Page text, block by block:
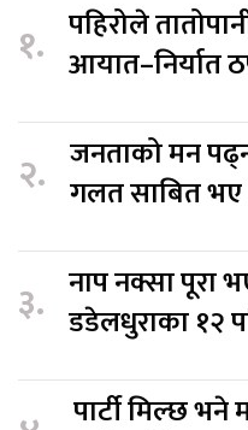
१. पहिरोले
आयात–निर्यात
२. जनताको मन पढ्न
गलत साबित
३. नाप नक्सा पूरा
डडेलधुराका १२
पार्टी मिल्छ भने